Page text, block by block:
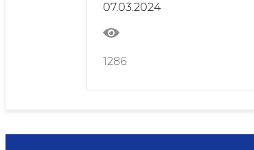
07.03.2024
1286